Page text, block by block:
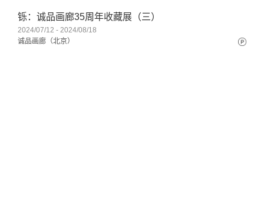
铄：诚品画廊35周年收藏展（三）
2024/07/12 - 2024/08/18
诚品画廊（北京）